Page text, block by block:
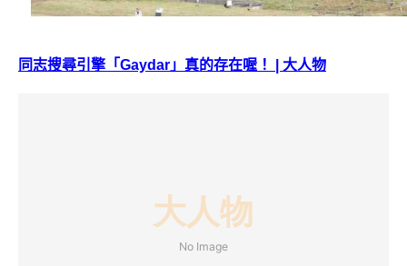
同志搜尋引擎「Gaydar」真的存在喔！ | 大人物